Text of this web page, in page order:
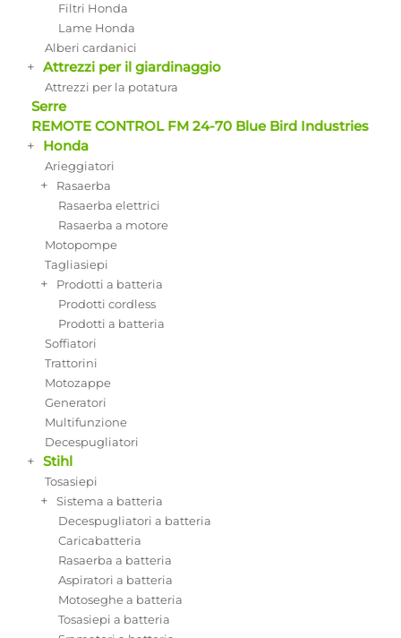
Filtri Honda
Lame Honda
Alberi cardanici
+ Attrezzi per il giardinaggio
Attrezzi per la potatura
Serre
REMOTE CONTROL FM 24-70 Blue Bird Industries
+ Honda
Arieggiatori
+
Rasaerba
Rasaerba elettrici
Rasaerba a motore
Motopompe
Tagliasiepi
+
Prodotti a batteria
Prodotti cordless
Prodotti a batteria
Soffiatori
Trattorini
Motozappe
Generatori
Multifunzione
Decespugliatori
+ Stihl
Tosasiepi
+
Sistema a batteria
Decespugliatori a batteria
Caricabatteria
Rasaerba a batteria
Aspiratori a batteria
Motoseghe a batteria
Tosasiepi a batteria